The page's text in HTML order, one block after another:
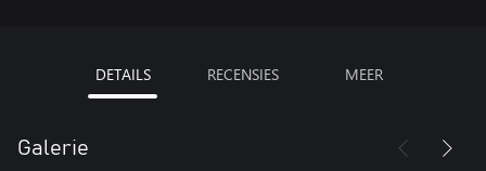
DETAILS RECENSIES MEER
Galerie